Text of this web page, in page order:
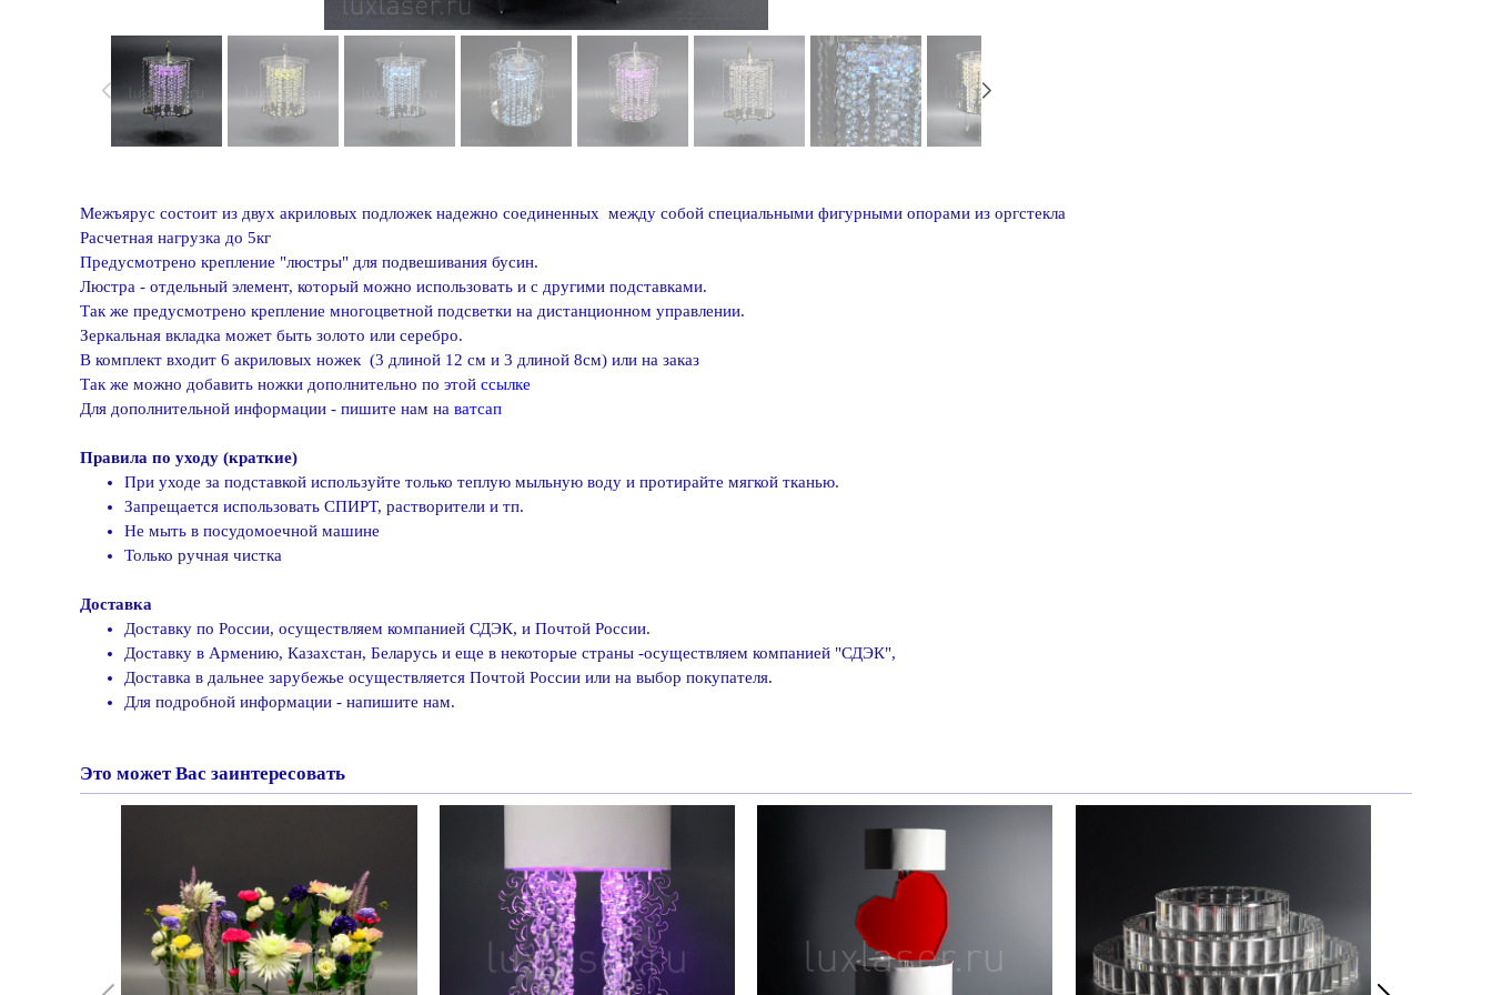
Межъярус состоит из двух акриловых подложек надежно соединенных между собой специальными фигурными опорами из оргстекла
Расчетная нагрузка до 5кг
Предусмотрено крепление "люстры" для подвешивания бусин.
Люстра - отдельный элемент, который можно использовать и с другими подставками.
Так же предусмотрено крепление многоцветной подсветки на дистанционном управлении.
Зеркальная вкладка может быть золото или серебро.
В комплект входит 6 акриловых ножек (3 длиной 12 см и 3 длиной 8см) или на заказ
Так же можно добавить ножки дополнительно по этой ссылке
Для дополнительной информации - пишите нам на ватсап
Правила по уходу (краткие)
При уходе за подставкой используйте только теплую мыльную воду и протирайте мягкой тканью.
Запрещается использовать СПИРТ, растворители и тп.
Не мыть в посудомоечной машине
Только ручная чистка
Доставка
Доставку по России, осуществляем компанией СДЭК, и Почтой России.
Доставку в Армению, Казахстан, Беларусь и еще в некоторые страны -осуществляем компанией "СДЭК",
Доставка в дальнее зарубежье осуществляется Почтой России или на выбор покупателя.
Для подробной информации - напишите нам.
Это может Вас заинтересовать